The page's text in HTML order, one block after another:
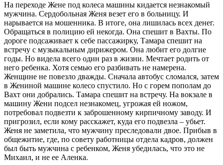
На переходе Жене под колеса машины кидается незнакомый
мужчина. Сердобольная Женя везет его в больницу. И
нарывается на мошенника. В итоге, она лишилась всех денег.
Обращаться в полицию ей некогда. Она спешит в Вахты. По
дороге подсаживает к себе пассажирку, Тамара спешит на
встречу с музыкальным дирижером. Она любит его долгие
годы. Но видела всего один раз в жизни. Мечтает родить от
него ребенка. Хотя семью его разбивать не намерена.
Женщине не повезло дважды. Сначала автобус сломался, затем
в Жениной машине колесо спустило. Но с горем пополам до
Вахт они добрались. Тамара спешит на встречу. На вокзале в
машину Жени подсел незнакомец, угрожая ей ножом,
потребовал подвезти к заброшенному кирпичному заводу. И
пригрозил, если кому расскажет, куда его подвезла – убьет.
Женя не заметила, что мужчину преследовали двое. Прибыв в
общежитие, где, по совету работницы отдела кадров, должен
был быть мужчина с ребенком, Женя убедилась, что это не
Михаил, и не ее Аленка.